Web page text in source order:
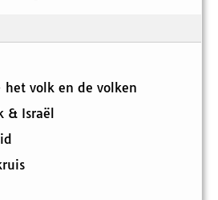
volk en de volken
& Israël